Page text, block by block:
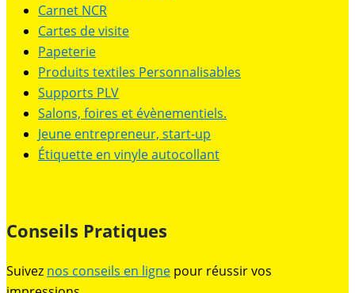
Carnet NCR
Cartes de visite
Papeterie
Produits textiles Personnalisables
Supports PLV
Salons, foires et évènementiels.
Jeune entrepreneur, start-up
Étiquette en vinyle autocollant
Conseils Pratiques
Suivez nos conseils en ligne pour réussir vos